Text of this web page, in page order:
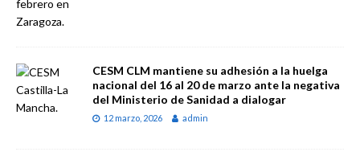
CESM CLM mantiene su adhesión a la huelga
nacional del 16 al 20 de marzo ante la negativa
del Ministerio de Sanidad a dialogar
12 marzo, 2026 admin